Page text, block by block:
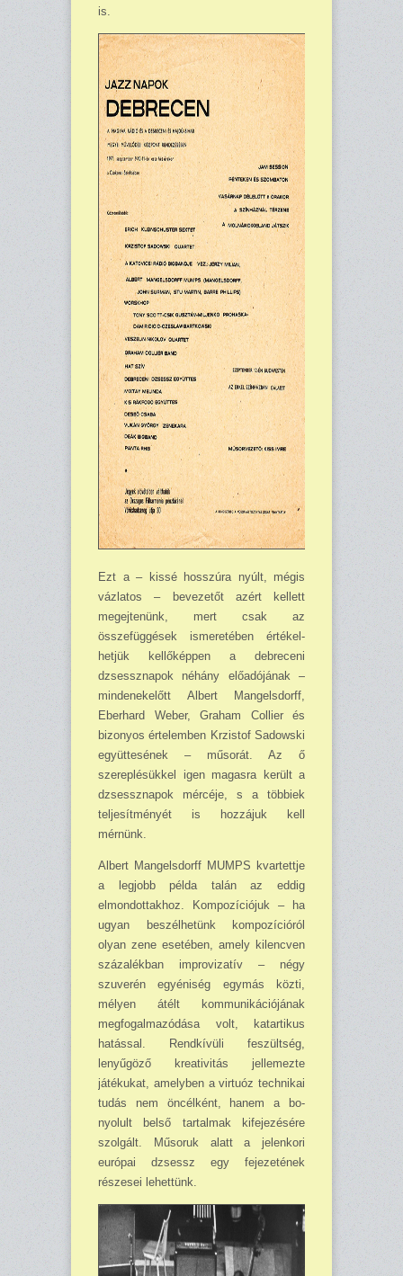
is.
Ezt a – kissé hosszúra nyúlt, mégis
vázlatos – bevezetőt azért kellett
megejtenünk, mert csak az
összefüggések ismeretében értékel­
hetjük kellőképpen a debreceni
dzsessznapok néhány előadójának –
mindenekelőtt Albert Mangelsdorff,
Eberhard Weber, Graham Collier és
bizonyos értelemben Krzistof Sadowski
együttesének – műsorát. Az ő
szereplésükkel igen magasra került a
dzsessznapok mércéje, s a többiek
teljesítményét is hozzájuk kell
mérnünk.
Albert Mangelsdorff MUMPS kvartettje
a legjobb példa talán az eddig
elmondottakhoz. Kompozí­ciójuk – ha
ugyan beszélhetünk kompozícióról
olyan zene esetében, amely kilencven
százalékban improvizatív – négy
szuverén egyéni­ség egymás közti,
mélyen átélt kom­mu­niká­ciójának
megfogalmazódá­sa volt, katartikus
hatással. Rend­kívüli feszültség,
lenyűgöző kreati­vitás jellemezte
játékukat, amely­ben a virtuóz technikai
tudás nem öncélként, hanem a bo­
nyolult belső tartalmak kifejezésére
szolgált. Mű­soruk alatt a jelenkori
európai dzsessz egy fejezetének
részesei le­hettünk.